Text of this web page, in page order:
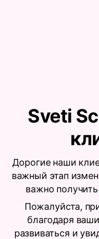
Sveti
Дорогие наши
важный этап
важно
Пожалуйста,
благодаря
развиваться и